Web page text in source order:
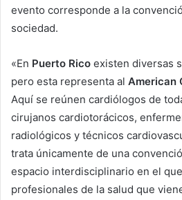
evento corresponde a la
sociedad.
«En Puerto Rico existen diversas
pero esta representa al American
Aquí se reúnen cardiólogos de
cirujanos cardiotorácicos,
radiológicos y técnicos
trata únicamente de una
espacio interdisciplinario en el
profesionales de la salud que